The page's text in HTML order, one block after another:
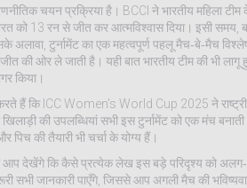
चयन प्रक्रिया है। BCCI ने भारतीय महिला
को 13 रन से जीत कर आत्मविश्वास दिया। इसी समय,
अलावा, टुर्नामेंट का एक महत्वपूर्ण पहलू मैच‑बे‑मैच
की ओर ले जाती है। यही बात भारतीय टीम की भी
किया।
हैं कि ICC Women's World Cup 2025 ने राष्ट्रीय
की उपलब्धियां सभी इस टुर्नामेंट को एक मंच
पिच की तैयारी भी चर्चा के योग्य हैं।
देखेंगे कि कैसे प्रत्येक लेख इस बड़े परिदृश्य को
सभी जानकारी पाएँगे, जिससे आप अगली मैच की